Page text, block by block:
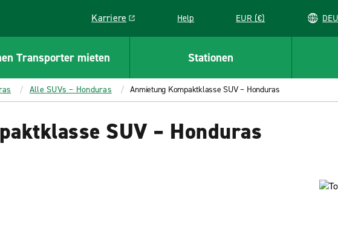
Karriere
Link opens in a new window
Help EUR (€)
Transporter mieten Stationen
Alle SUVs – Honduras Anmietung Kompaktklasse SUV – Honduras
SUV – Honduras